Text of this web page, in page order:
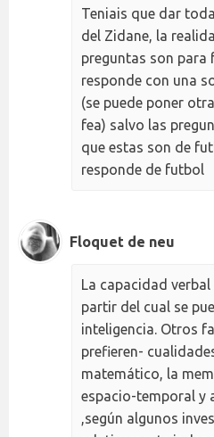
Teniais que dar
del Zidane, la
preguntas son
responde con una
(se puede poner
fea) salvo las
que estas son de
responde de futbol
Floquet de neu
La capacidad
partir del cual se
inteligencia. Otros
prefieren-
matemático, la
espacio-temporal y
,según algunos